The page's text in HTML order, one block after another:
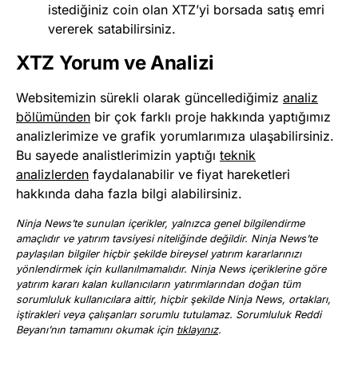
istediğiniz coin olan XTZ’yi borsada satış emri
vererek satabilirsiniz.
XTZ Yorum ve Analizi
Websitemizin sürekli olarak güncellediğimiz analiz
bölümünden bir çok farklı proje hakkında yaptığımız
analizlerimize ve grafik yorumlarımıza ulaşabilirsiniz.
Bu sayede analistlerimizin yaptığı teknik
analizlerden faydalanabilir ve fiyat hareketleri
hakkında daha fazla bilgi alabilirsiniz.
Ninja News’te sunulan içerikler, yalnızca genel bilgilendirme
amaçlıdır ve yatırım tavsiyesi niteliğinde değildir. Ninja News’te
paylaşılan bilgiler hiçbir şekilde bireysel yatırım kararlarınızı
yönlendirmek için kullanılmamalıdır. Ninja News içeriklerine göre
yatırım kararı kalan kullanıcıların yatırımlarından doğan tüm
sorumluluk kullanıcılara aittir, hiçbir şekilde Ninja News, ortakları,
iştirakleri veya çalışanları sorumlu tutulamaz. Sorumluluk Reddi
Beyanı’nın tamamını okumak için tıklayınız.